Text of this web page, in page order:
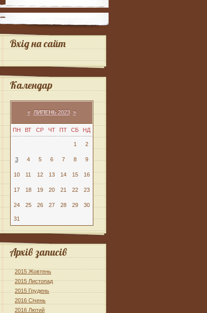
Вхід на сайт
Календар
« ЛИПЕНЬ 2023 »
ПН ВТ СР ЧТ ПТ СБ НД
1 2
3 4 5 6 7 8 9
10 11 12 13 14 15 16
17 18 19 20 21 22 23
24 25 26 27 28 29 30
31
Архів записів
2015 Жовтень
2015 Листопад
2015 Грудень
2016 Січень
2016 Лютий